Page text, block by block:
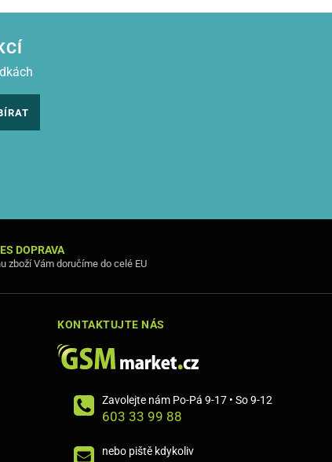
DOPRAVA
zboží Vám doručíme do celé EU
KONTAKTUJTE NÁS
Zavolejte nám Po-Pá 9-17 • So 9-12
603 33 99 88
nebo piště kdykoliv